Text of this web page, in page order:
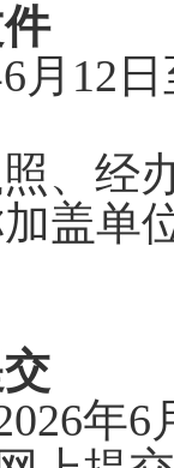
6月 12
、经
盖单
年6